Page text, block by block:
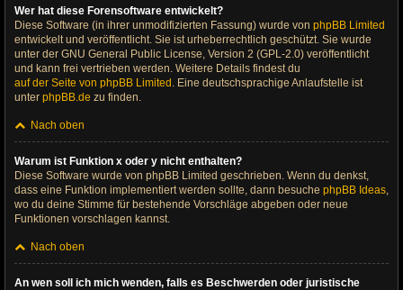
Wer hat diese Forensoftware entwickelt?
Diese Software (in ihrer unmodifizierten Fassung) wurde von phpBB Limited
entwickelt und veröffentlicht. Sie ist urheberrechtlich geschützt. Sie wurde
unter der GNU General Public License, Version 2 (GPL-2.0) veröffentlicht
und kann frei vertrieben werden. Weitere Details findest du
auf der Seite von phpBB Limited . Eine deutschsprachige Anlaufstelle ist
unter phpBB.de zu finden.
Nach oben
Warum ist Funktion x oder y nicht enthalten?
Diese Software wurde von phpBB Limited geschrieben. Wenn du denkst,
dass eine Funktion implementiert werden sollte, dann besuche phpBB Ideas,
wo du deine Stimme für bestehende Vorschläge abgeben oder neue
Funktionen vorschlagen kannst.
Nach oben
An wen soll ich mich wenden, falls es Beschwerden oder juristische